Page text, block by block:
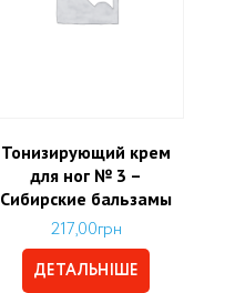
Тонизирующий крем
для ног № 3 –
Сибирские бальзамы
217,00грн
ДЕТАЛЬНІШЕ